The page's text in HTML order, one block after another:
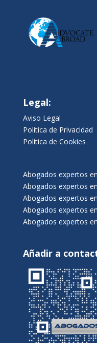
Legal:
Aviso Legal
Política de Privacidad
Política de Cookies
Abogados expertos
Abogados expertos
Abogados expertos
Abogados expertos
Abogados expertos
Añadir a